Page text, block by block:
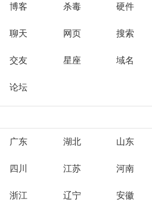
博客 杀毒 硬件
聊天 网页 搜索
交友 星座 域名
论坛
广东 湖北 山东
四川 江苏 河南
浙江 辽宁 安徽